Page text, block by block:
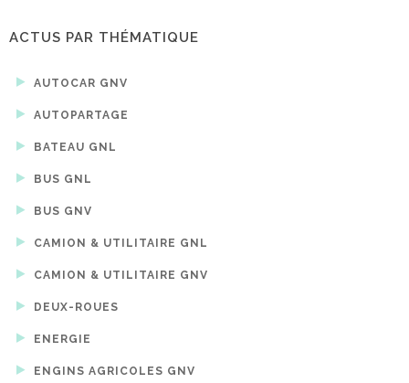
ACTUS PAR THÉMATIQUE
AUTOCAR GNV
AUTOPARTAGE
BATEAU GNL
BUS GNL
BUS GNV
CAMION & UTILITAIRE GNL
CAMION & UTILITAIRE GNV
DEUX-ROUES
ENERGIE
ENGINS AGRICOLES GNV